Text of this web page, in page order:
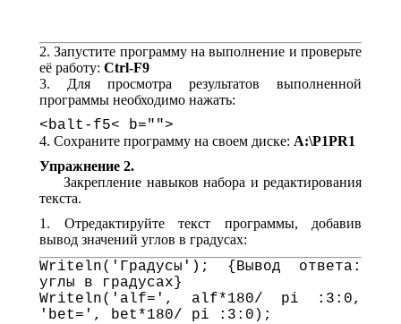
2. Запустите программу на выполнение и проверьте
её работу: Ctrl-F9
3. Для просмотра результатов выполненной
программы необходимо нажать:
<balt-f5< b="">
4. Сохраните программу на своем диске: A:\P1PR1
Упражнение 2.
Закрепление навыков набора и редактирования
текста.
1. Отредактируйте текст программы, добавив
вывод значений углов в градусах:
Writeln('Градусы'); {Вывод ответа:
углы в градусах}
Writeln('alf=', alf*180/ pi :3:0,
'bet=', bet*180/ pi :3:0);